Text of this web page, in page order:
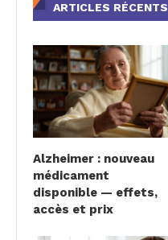
ARTICLES RÉCENTS
Alzheimer : nouveau
médicament
disponible — effets,
accès et prix